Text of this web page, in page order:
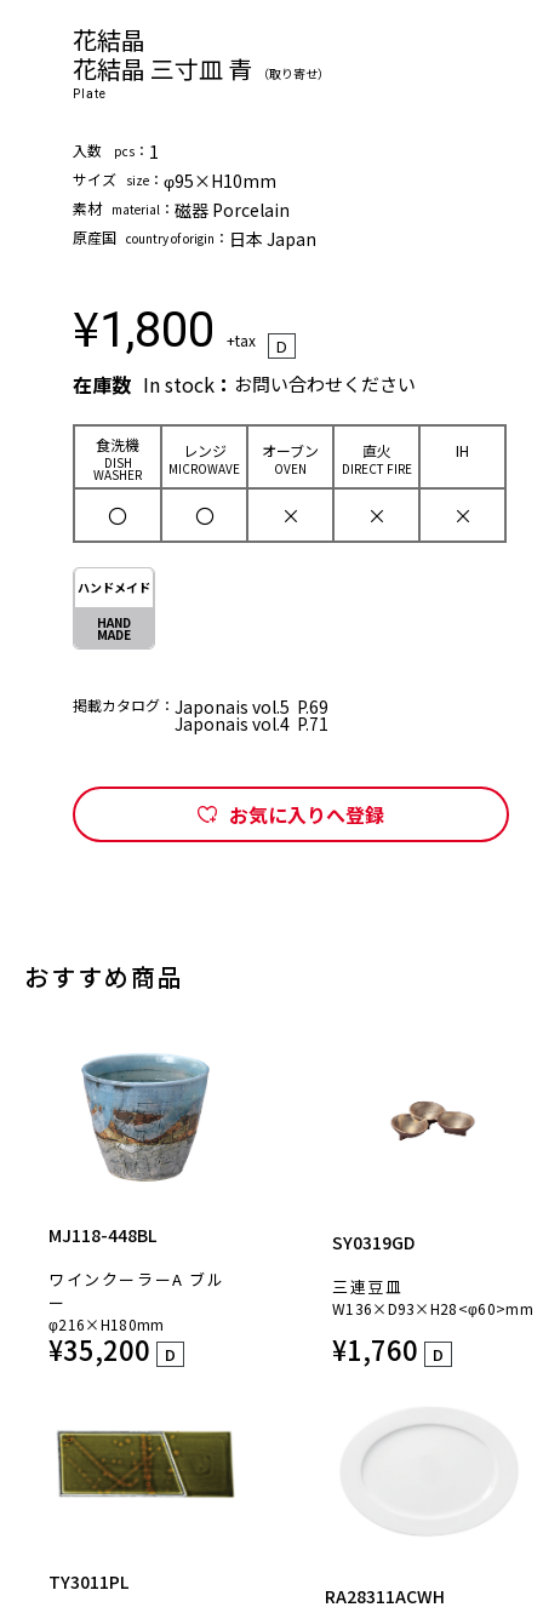
花結晶
花結晶 三寸皿 青
（取り寄せ）
Plate
⼊数 pcs ： 1
サイズ size ： φ95×H10mm
素材 material ： 磁器 Porcelain
原産国 country of origin ： 日本 Japan
¥1,800 +tax D
在庫数 In stock ： お問い合わせください
⾷洗機
DISH
WASHER
レンジ
MICROWAVE
オーブン
OVEN
直⽕
DIRECT FIRE
IH
〇 〇 × × ×
ハンドメイド
HAND
MADE
掲載カタログ： Japonais vol.5 P.69
Japonais vol.4 P.71
お気に入りへ登録
おすすめ商品
MJ118-448BL
ワインクーラーA ブル
ー
φ216×H180mm
¥35,200 D
SY0319GD
三連豆皿
W136×D93×H28<φ60>mm
¥1,760 D
TY3011PL
RA28311ACWH